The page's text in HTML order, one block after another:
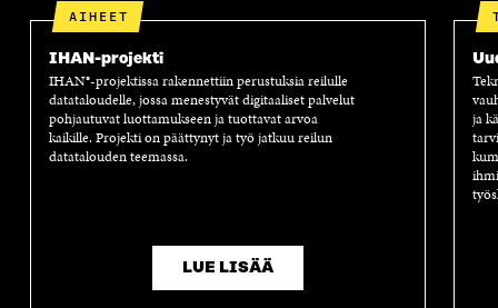
AIHEET
IHAN-projekti
IHAN®-projektissa rakennettiin perustuksia reilulle
datataloudelle, jossa menestyvät digitaaliset palvelut
pohjautuvat luottamukseen ja tuottavat arvoa
kaikille. Projekti on päättynyt ja työ jatkuu reilun
datatalouden teemassa.
LUE LISÄÄ
ja